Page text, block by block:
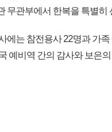
무관부에서 한복을 특별히
에는 참전용사 22명과 가
예비역 간의 감사와 보은